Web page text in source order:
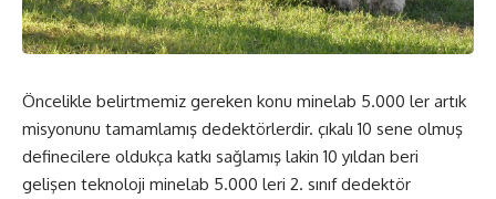
Öncelikle belirtmemiz gereken konu minelab 5.000 ler artık
misyonunu tamamlamış dedektörlerdir. çıkalı 10 sene olmuş
definecilere oldukça katkı sağlamış lakin 10 yıldan beri
gelişen teknoloji minelab 5.000 leri 2. sınıf dedektör